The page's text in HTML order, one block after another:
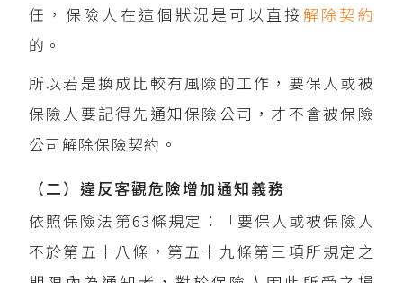
任，保險人在這個狀況是可以直接解除契約
的。
所以若是換成比較有風險的工作，要保人或被
保險人要記得先通知保險公司，才不會被保險
公司解除保險契約。
（二）違反客觀危險增加通知義務
依照保險法第63條規定：「要保人或被保險人
不於第五十八條，第五十九條第三項所規定之